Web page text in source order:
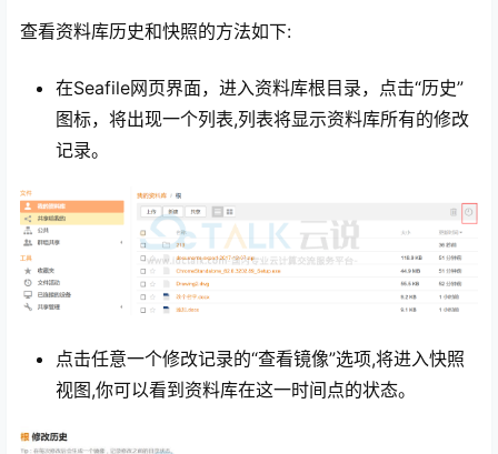
查看资料库历史和快照的方法如下:
在Seafile网页界面，进入资料库根目录，点击“历史”
图标，将出现一个列表,列表将显示资料库所有的修改
记录。
点击任意一个修改记录的“查看镜像”选项,将进入快照
视图,你可以看到资料库在这一时间点的状态。